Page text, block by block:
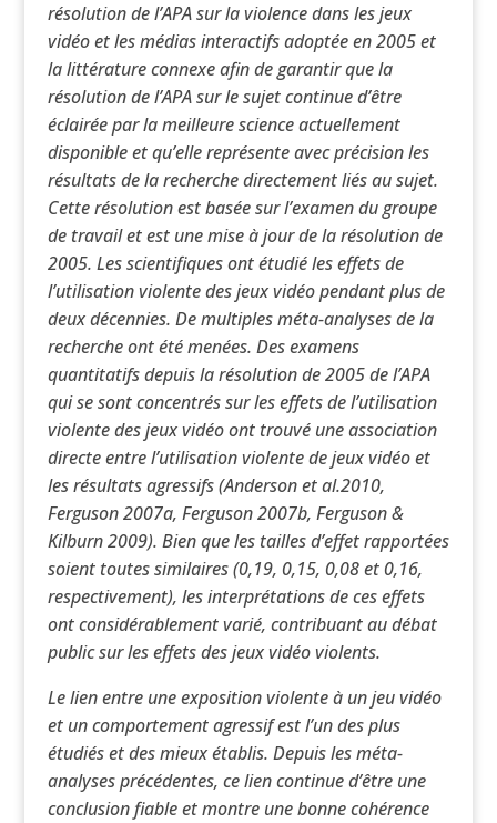
résolution de l’APA sur la violence dans les jeux
vidéo et les médias interactifs adoptée en 2005 et
la littérature connexe afin de garantir que la
résolution de l’APA sur le sujet continue d’être
éclairée par la meilleure science actuellement
disponible et qu’elle représente avec précision les
résultats de la recherche directement liés au sujet.
Cette résolution est basée sur l’examen du groupe
de travail et est une mise à jour de la résolution de
2005. Les scientifiques ont étudié les effets de
l’utilisation violente des jeux vidéo pendant plus de
deux décennies. De multiples méta-analyses de la
recherche ont été menées. Des examens
quantitatifs depuis la résolution de 2005 de l’APA
qui se sont concentrés sur les effets de l’utilisation
violente des jeux vidéo ont trouvé une association
directe entre l’utilisation violente de jeux vidéo et
les résultats agressifs (Anderson et al.2010,
Ferguson 2007a, Ferguson 2007b, Ferguson &
Kilburn 2009). Bien que les tailles d’effet rapportées
soient toutes similaires (0,19, 0,15, 0,08 et 0,16,
respectivement), les interprétations de ces effets
ont considérablement varié, contribuant au débat
public sur les effets des jeux vidéo violents.
Le lien entre une exposition violente à un jeu vidéo
et un comportement agressif est l’un des plus
étudiés et des mieux établis. Depuis les méta-
analyses précédentes, ce lien continue d’être une
conclusion fiable et montre une bonne cohérence